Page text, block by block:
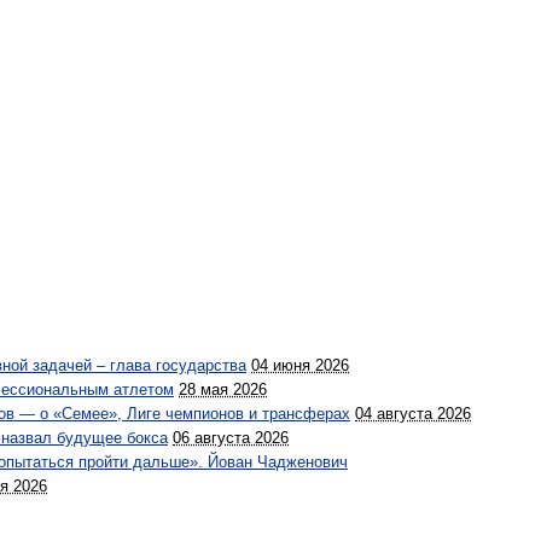
задачей – глава государства 04 июня 2026
атлетом 28 мая 2026
— о «Семее», Лиге чемпионов и трансферах 04 августа 2026
будущее бокса 06 августа 2026
пройти дальше». Йован Чадженович
2026